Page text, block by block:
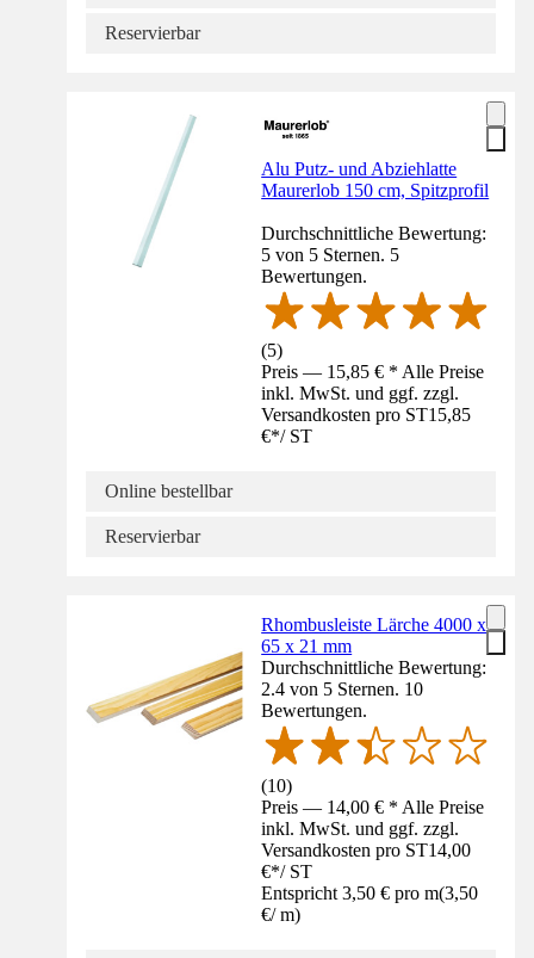
Reservierbar
Alu Putz- und Abziehlatte
Maurerlob 150 cm, Spitzprofil
Durchschnittliche Bewertung:
5 von 5 Sternen. 5
Bewertungen.
(5)
Preis — 15,85 € * Alle Preise
inkl. MwSt. und ggf. zzgl.
Versandkosten pro ST15,85
€*/ ST
Online bestellbar
Reservierbar
Rhombusleiste Lärche 4000 x
65 x 21 mm
Durchschnittliche Bewertung:
2.4 von 5 Sternen. 10
Bewertungen.
(10)
Preis — 14,00 € * Alle Preise
inkl. MwSt. und ggf. zzgl.
Versandkosten pro ST14,00
€*/ ST
Entspricht 3,50 € pro m(3,50
€/ m)